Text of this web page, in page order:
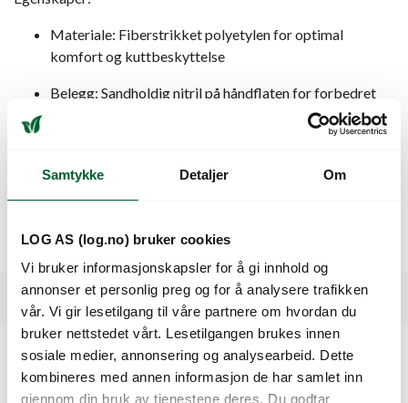
Samtykke Detaljer Om
LOG AS (log.no) bruker cookies
Vi bruker informasjonskapsler for å gi innhold og
annonser et personlig preg og for å analysere trafikken
vår. Vi gir lesetilgang til våre partnere om hvordan du
bruker nettstedet vårt. Lesetilgangen brukes innen
sosiale medier, annonsering og analysearbeid. Dette
kombineres med annen informasjon de har samlet inn
gjennom din bruk av tjenestene deres. Du godtar
Materiale: Fiberstrikket polyetylen for optimal
komfort og kuttbeskyttelse
Belegg: Sandholdig nitril på håndflaten for forbedret
komfort
Salgsenhet: 1 par
Spesifikasjoner
Kunder så også på